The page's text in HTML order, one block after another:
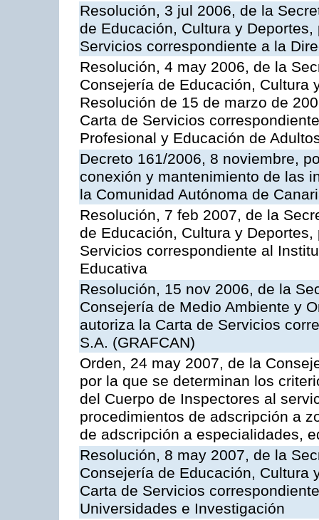
Resolución, 3 jul 2006, de la
de Educación, Cultura y
Servicios correspondiente a la
Resolución, 4 may 2006, de la
Consejería de Educación, Cultura
Resolución de 15 de marzo de
Carta de Servicios
Profesional y Educación de
Decreto 161/2006, 8 noviembre,
conexión y mantenimiento de las
la Comunidad Autónoma de
Resolución, 7 feb 2007, de la
de Educación, Cultura y
Servicios correspondiente al
Educativa
Resolución, 15 nov 2006, de la
Consejería de Medio Ambiente y
autoriza la Carta de Servicios
S.A. (GRAFCAN)
Orden, 24 may 2007, de la
por la que se determinan los
del Cuerpo de Inspectores al
procedimientos de adscripción a
de adscripción a especialidades,
Resolución, 8 may 2007, de la
Consejería de Educación, Cultura
Carta de Servicios
Universidades e Investigación